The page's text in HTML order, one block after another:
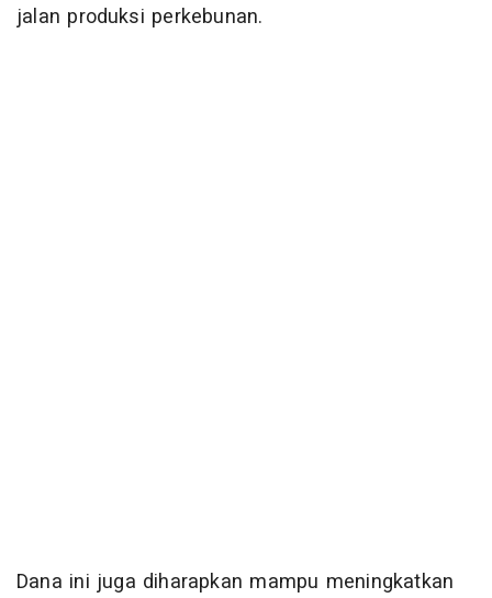
jalan produksi perkebunan.
Dana ini juga diharapkan mampu meningkatkan